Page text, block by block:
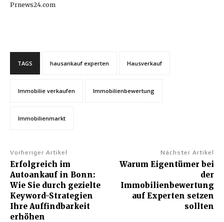
Prnews24.com
TAGS hausankauf experten Hausverkauf
Immobilie verkaufen Immobilienbewertung
Immobilienmarkt
Vorheriger Artikel
Erfolgreich im
Autoankauf in Bonn:
Wie Sie durch gezielte
Keyword-Strategien
Ihre Auffindbarkeit
erhöhen
Nächster Artikel
Warum Eigentümer bei
der
Immobilienbewertung
auf Experten setzen
sollten